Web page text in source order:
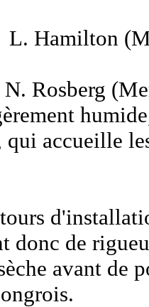
L. Hamilton
N. Rosberg
qui accueille
donc de
avant de